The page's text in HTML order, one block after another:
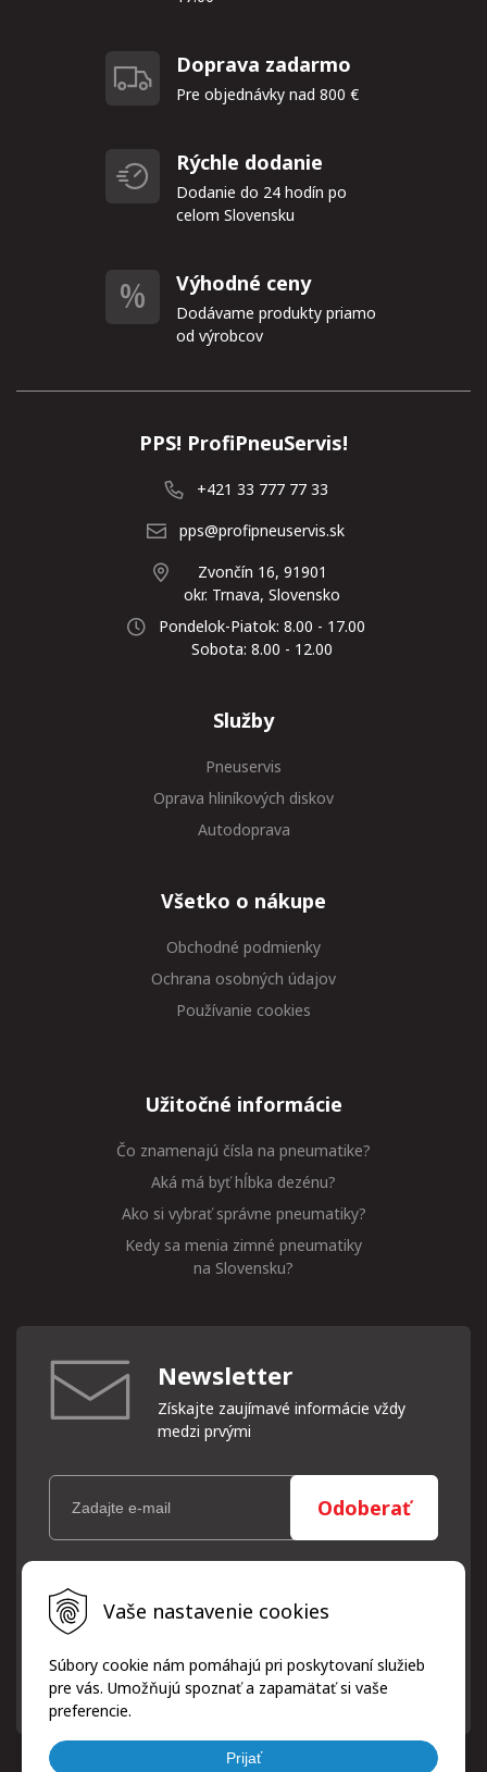
Vaše nastavenie cookies
Súbory cookie nám pomáhajú pri poskytovaní služieb
pre vás. Umožňujú spoznať a zapamätať si vaše
preferencie.
Prijať
Doprava zadarmo
Pre objednávky nad 800 €
Rýchle dodanie
Dodanie do 24 hodín po
celom Slovensku
Výhodné ceny
Dodávame produkty priamo
od výrobcov
PPS! ProfiPneuServis!
+421 33 777 77 33
pps@profipneuservis.sk
Zvončín 16, 91901
okr. Trnava, Slovensko
Pondelok-Piatok: 8.00 - 17.00
Sobota: 8.00 - 12.00
Služby
Pneuservis
Oprava hliníkových diskov
Autodoprava
Všetko o nákupe
Obchodné podmienky
Ochrana osobných údajov
Používanie cookies
Užitočné informácie
Čo znamenajú čísla na pneumatike?
Aká má byť hĺbka dezénu?
Ako si vybrať správne pneumatiky?
Kedy sa menia zimné pneumatiky
na Slovensku?
Newsletter
Získajte zaujímavé informácie vždy
medzi prvými
Odoberať
Vaše osobné údaje (email) budeme spracovávať len za týmto
účelom v súlade s platnou legislatívou a zásadami ochrany
osobných údajov. Súhlas potvrdíte kliknutím na odkaz, ktorý
písomne, emailom alebo kliknutím na odkaz z ktoréhokoľvek
informačného emailu.